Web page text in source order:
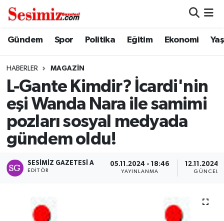
Gündem Spor Politika Eğitim Ekonomi
HABERLER MAGAZIN
L-Gante Kimdir? İcardi'nin
eşi Wanda Nara ile samimi
pozları sosyal medyada
gündem oldu!
SESIMIZ GAZETESI A
EDITÖR
05.11.2024 - 18:46
YAYINLANMA
12.11.2024
Dünya
Ekonomi
Genel
Gündem
Magazin
Sağlık
Nöbetçi Eczaneler
Hava Durumu
Namaz Vakitleri
Trafik Durumu
Süper Lig Puan Durumu ve Fikstür
Tüm Manşetler
Haber Arşivi